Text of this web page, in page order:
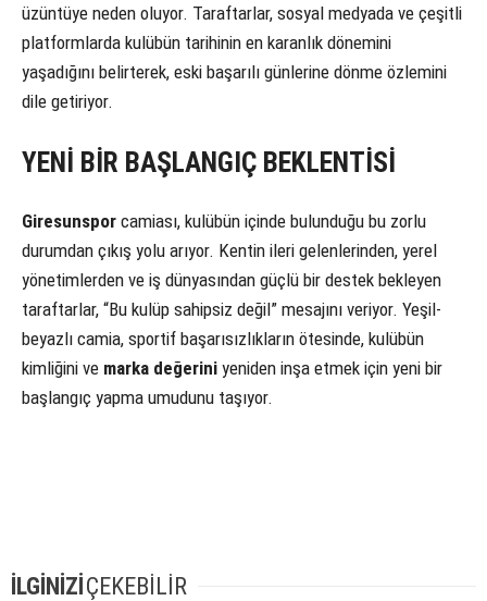
üzüntüye neden oluyor. Taraftarlar, sosyal medyada ve çeşitli
platformlarda kulübün tarihinin en karanlık dönemini
yaşadığını belirterek, eski başarılı günlerine dönme özlemini
dile getiriyor.
YENİ BİR BAŞLANGIÇ BEKLENTİSİ
Giresunspor camiası, kulübün içinde bulunduğu bu zorlu
durumdan çıkış yolu arıyor. Kentin ileri gelenlerinden, yerel
yönetimlerden ve iş dünyasından güçlü bir destek bekleyen
taraftarlar, “Bu kulüp sahipsiz değil” mesajını veriyor. Yeşil-
beyazlı camia, sportif başarısızlıkların ötesinde, kulübün
kimliğini ve marka değerini yeniden inşa etmek için yeni bir
başlangıç yapma umudunu taşıyor.
İLGİNİZİÇEKEBİLİR